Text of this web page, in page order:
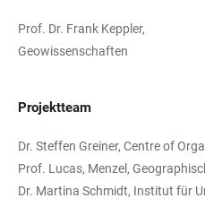
Prof. Dr. Frank Keppler,
Geowissenschaften
Projektteam
Dr. Steffen Greiner, Centre of
Prof. Lucas, Menzel,
Dr. Martina Schmidt, Institut für